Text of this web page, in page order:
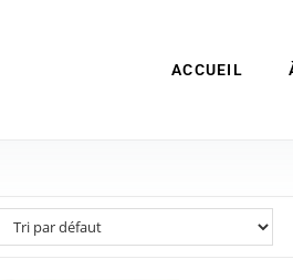
ACCUEIL